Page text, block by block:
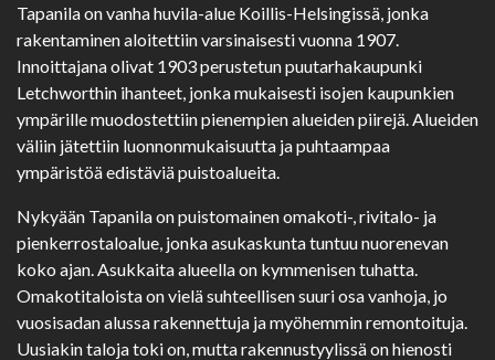
Tapanila on vanha huvila-alue Koillis-Helsingissä, jonka
rakentaminen aloitettiin varsinaisesti vuonna 1907.
Innoittajana olivat 1903 perustetun puutarhakaupunki
Letchworthin ihanteet, jonka mukaisesti isojen kaupunkien
ympärille muodostettiin pienempien alueiden piirejä. Alueiden
väliin jätettiin luonnonmukaisuutta ja puhtaampaa
ympäristöä edistäviä puistoalueita.
Nykyään Tapanila on puistomainen omakoti-, rivitalo- ja
pienkerrostaloalue, jonka asukaskunta tuntuu nuorenevan
koko ajan. Asukkaita alueella on kymmenisen tuhatta.
Omakotitaloista on vielä suhteellisen suuri osa vanhoja, jo
vuosisadan alussa rakennettuja ja myöhemmin remontoituja.
Uusiakin taloja toki on, mutta rakennustyylissä on hienosti